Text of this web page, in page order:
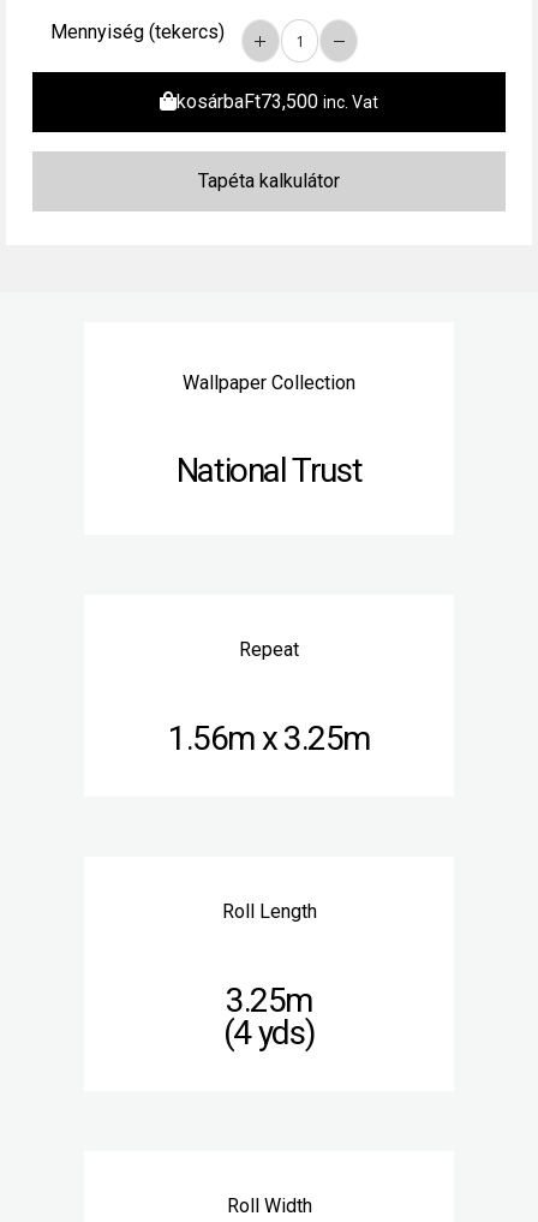
Mennyiség (tekercs)
kosárbaFt73,500 inc. Vat
Wallpaper Collection
National Trust
Repeat
1.56m x 3.25m
Roll Length
3.25m
(4 yds)
Roll Width